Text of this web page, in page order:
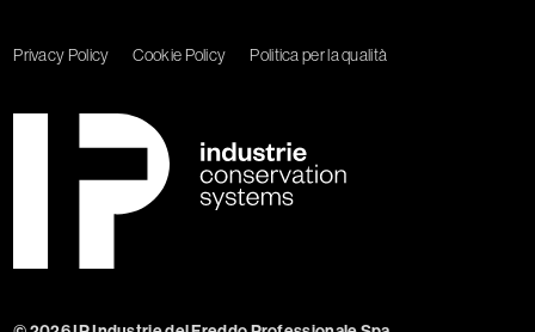
Privacy Policy Cookie Policy Politica per la qualità